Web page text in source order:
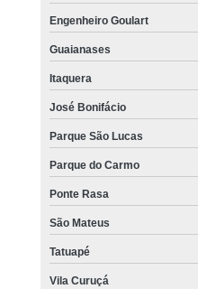
Engenheiro Goulart
Guaianases
Itaquera
José Bonifácio
Parque São Lucas
Parque do Carmo
Ponte Rasa
São Mateus
Tatuapé
Vila Curuçá